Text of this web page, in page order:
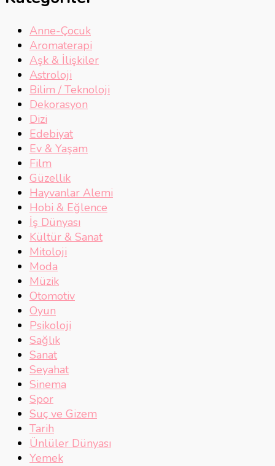
Anne-Çocuk
Aromaterapi
Aşk & İlişkiler
Astroloji
Bilim / Teknoloji
Dekorasyon
Dizi
Edebiyat
Ev & Yaşam
Film
Güzellik
Hayvanlar Alemi
Hobi & Eğlence
İş Dünyası
Kültür & Sanat
Mitoloji
Moda
Müzik
Otomotiv
Oyun
Psikoloji
Sağlık
Sanat
Seyahat
Sinema
Spor
Suç ve Gizem
Tarih
Ünlüler Dünyası
Yemek